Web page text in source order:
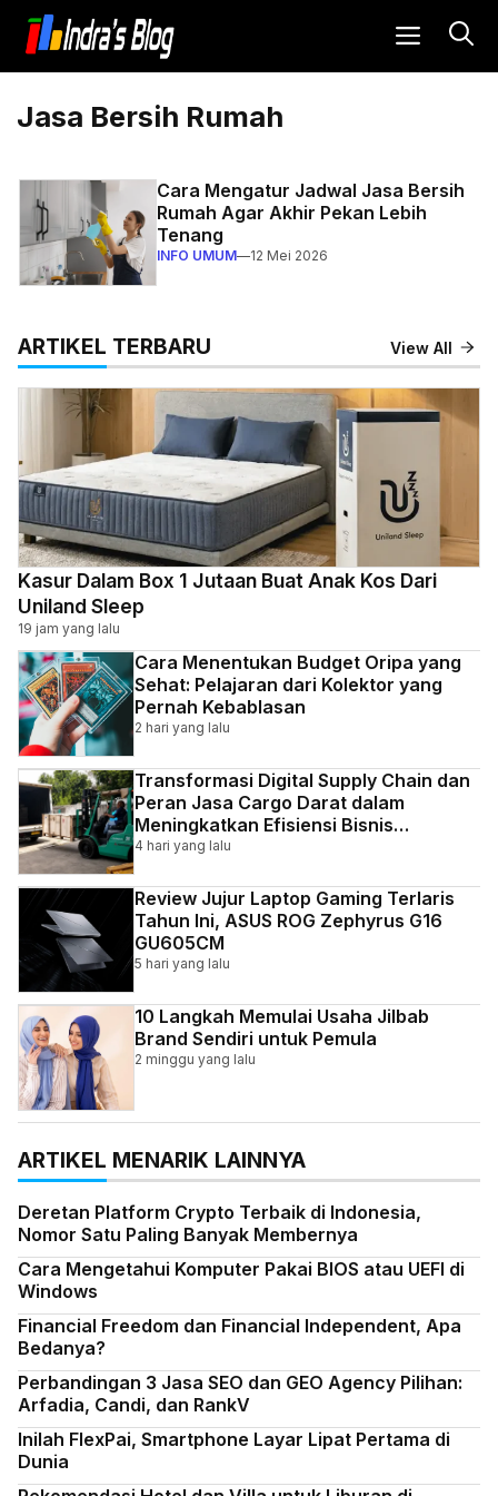
Langsung
isi
MENU
Jasa Bersih Rumah
Cara Mengatur Jadwal Jasa Bersih
Rumah Agar Akhir Pekan Lebih
Tenang
INFO UMUM—12 Mei 2026
ARTIKEL TERBARU View All
Kasur Dalam Box 1 Jutaan Buat Anak Kos Dari
Uniland Sleep
19 jam yang lalu
Cara Menentukan Budget Oripa yang
Sehat: Pelajaran dari Kolektor yang
Pernah Kebablasan
2 hari yang lalu
Transformasi Digital Supply Chain dan
Peran Jasa Cargo Darat dalam
Meningkatkan Efisiensi Bisnis
Indonesia
4 hari yang lalu
Review Jujur Laptop Gaming Terlaris
Tahun Ini, ASUS ROG Zephyrus G16
GU605CM
5 hari yang lalu
10 Langkah Memulai Usaha Jilbab
Brand Sendiri untuk Pemula
2 minggu yang lalu
ARTIKEL MENARIK LAINNYA
Deretan Platform Crypto Terbaik di Indonesia,
Nomor Satu Paling Banyak Membernya
Cara Mengetahui Komputer Pakai BIOS atau UEFI di
Windows
Financial Freedom dan Financial Independent, Apa
Bedanya?
Perbandingan 3 Jasa SEO dan GEO Agency Pilihan:
Arfadia, Candi, dan RankV
Inilah FlexPai, Smartphone Layar Lipat Pertama di
Dunia